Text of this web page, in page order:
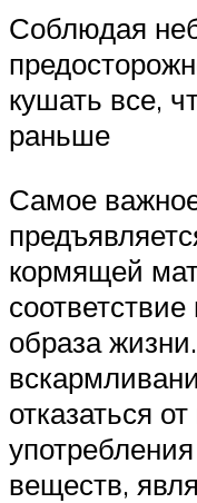
Соблюдая
кушать все,
раньше
Самое
кормящей
образа
отказаться
веществ,